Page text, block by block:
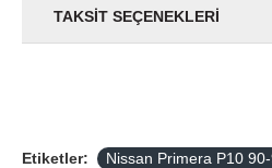
TAKSIT SEÇENEKLERI
Etiketler:
Nissan Primera P10